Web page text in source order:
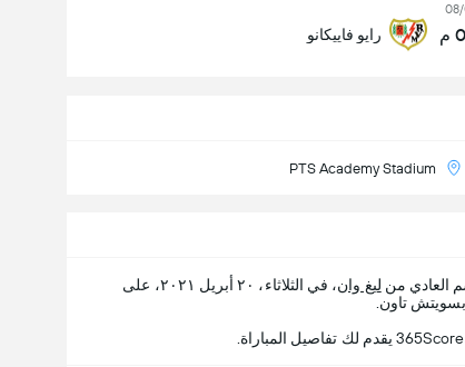
رايو فاييكانو
PTS Academy Stadium
العادي من ليغ وان
، في الثلاثاء، ٢٠ أبريل ٢٠٢١، على